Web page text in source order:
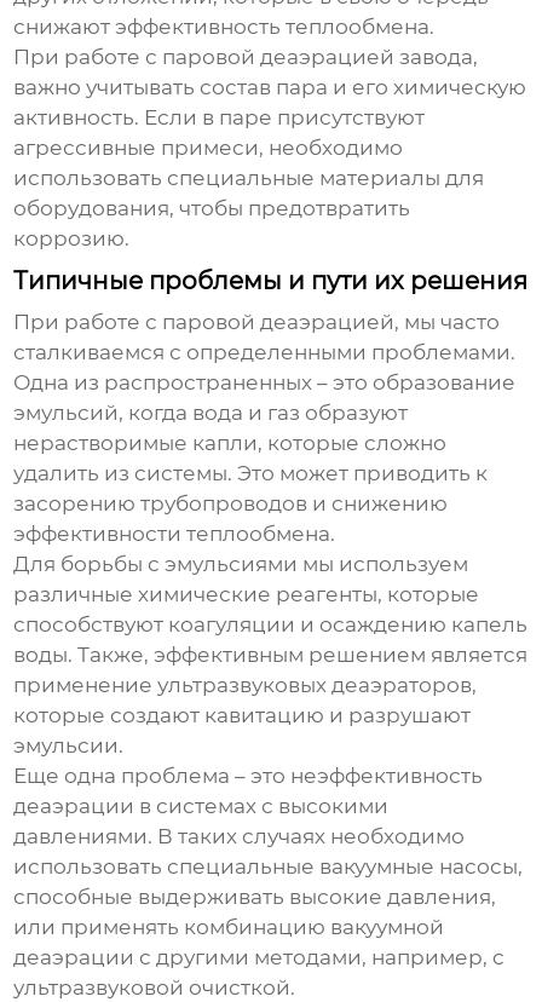
снижают эффективность теплообмена.
При работе с паровой деаэрацией завода,
важно учитывать состав пара и его химическую
активность. Если в паре присутствуют
агрессивные примеси, необходимо
использовать специальные материалы для
оборудования, чтобы предотвратить
коррозию.
Типичные проблемы и пути их решения
При работе с паровой деаэрацией, мы часто
сталкиваемся с определенными проблемами.
Одна из распространенных – это образование
эмульсий, когда вода и газ образуют
нерастворимые капли, которые сложно
удалить из системы. Это может приводить к
засорению трубопроводов и снижению
эффективности теплообмена.
Для борьбы с эмульсиями мы используем
различные химические реагенты, которые
способствуют коагуляции и осаждению капель
воды. Также, эффективным решением является
применение ультразвуковых деаэраторов,
которые создают кавитацию и разрушают
эмульсии.
Еще одна проблема – это неэффективность
деаэрации в системах с высокими
давлениями. В таких случаях необходимо
использовать специальные вакуумные насосы,
способные выдерживать высокие давления,
или применять комбинацию вакуумной
деаэрации с другими методами, например, с
ультразвуковой очисткой.